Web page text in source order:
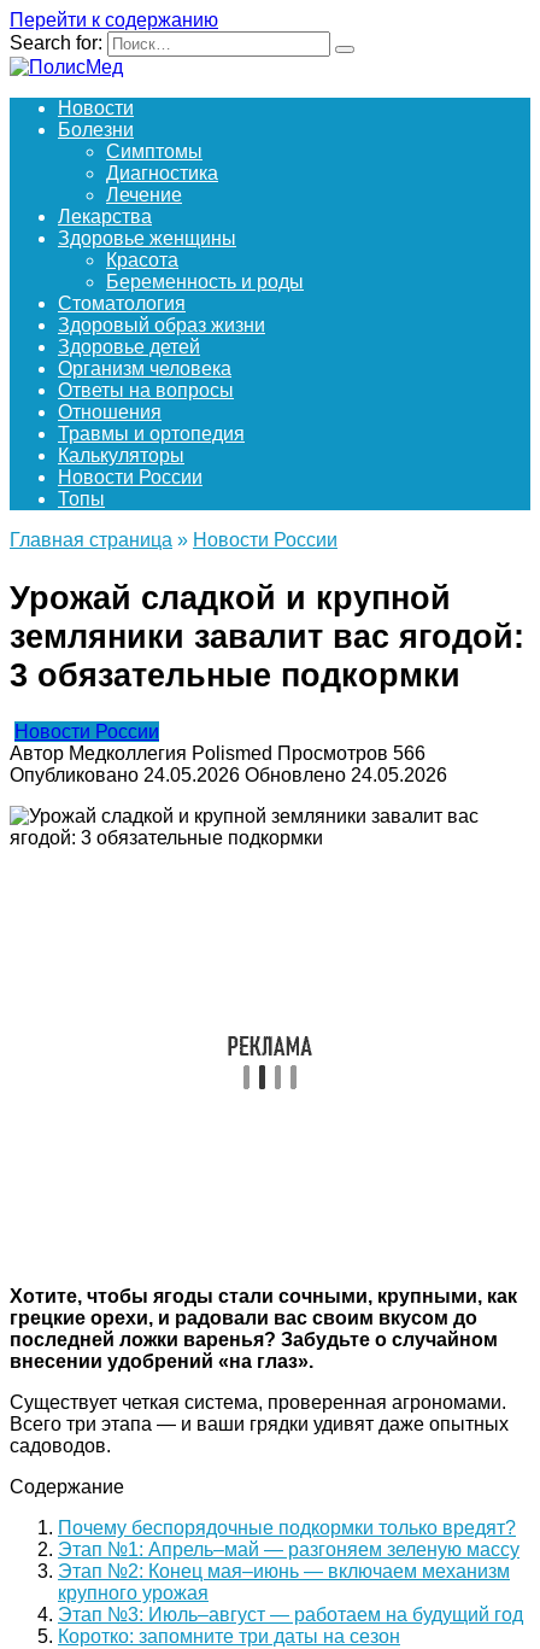
Перейти к содержанию
Search for:
Новости
Болезни
Симптомы
Диагностика
Лечение
Лекарства
Здоровье женщины
Красота
Беременность и роды
Стоматология
Здоровый образ жизни
Здоровье детей
Организм человека
Ответы на вопросы
Отношения
Травмы и ортопедия
Калькуляторы
Новости России
Топы
Главная страница » Новости России
Урожай сладкой и крупной
земляники завалит вас ягодой:
3 обязательные подкормки
Новости России
Автор Медколлегия Polismed Просмотров 566
Опубликовано 24.05.2026 Обновлено 24.05.2026
Хотите, чтобы ягоды стали сочными, крупными, как
грецкие орехи, и радовали вас своим вкусом до
последней ложки варенья? Забудьте о случайном
внесении удобрений «на глаз».
Существует четкая система, проверенная агрономами.
Всего три этапа — и ваши грядки удивят даже опытных
садоводов.
Содержание
Почему беспорядочные подкормки только вредят?
Этап №1: Апрель–май — разгоняем зеленую массу
Этап №2: Конец мая–июнь — включаем механизм
крупного урожая
Этап №3: Июль–август — работаем на будущий год
Коротко: запомните три даты на сезон